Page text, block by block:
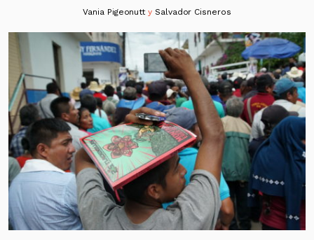
Vania Pigeonutty Salvador Cisneros